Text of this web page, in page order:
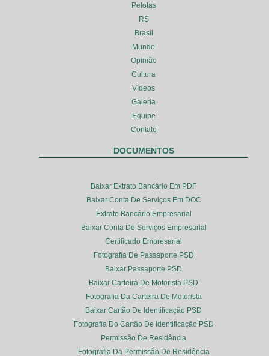
Pelotas
RS
Brasil
Mundo
Opinião
Cultura
Vídeos
Galeria
Equipe
Contato
DOCUMENTOS
Baixar Extrato Bancário Em PDF
Baixar Conta De Serviços Em DOC
Extrato Bancário Empresarial
Baixar Conta De Serviços Empresarial
Certificado Empresarial
Fotografia De Passaporte PSD
Baixar Passaporte PSD
Baixar Carteira De Motorista PSD
Fotografia Da Carteira De Motorista
Baixar Cartão De Identificação PSD
Fotografia Do Cartão De Identificação PSD
Permissão De Residência
Fotografia Da Permissão De Residência